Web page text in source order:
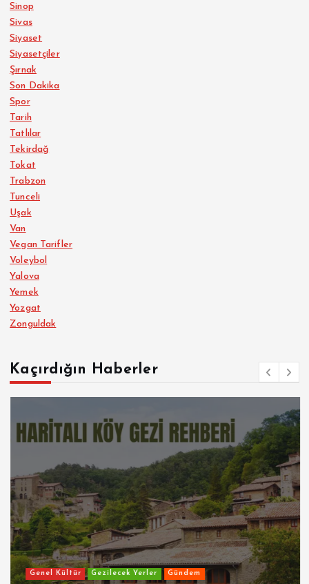
Sinop
Sivas
Siyaset
Siyasetçiler
Şırnak
Son Dakika
Spor
Tarih
Tatlılar
Tekirdağ
Tokat
Trabzon
Tunceli
Uşak
Van
Vegan Tarifler
Voleybol
Yalova
Yemek
Yozgat
Zonguldak
Kaçırdığın Haberler
Genel Kültür Gezilecek Yerler Gündem